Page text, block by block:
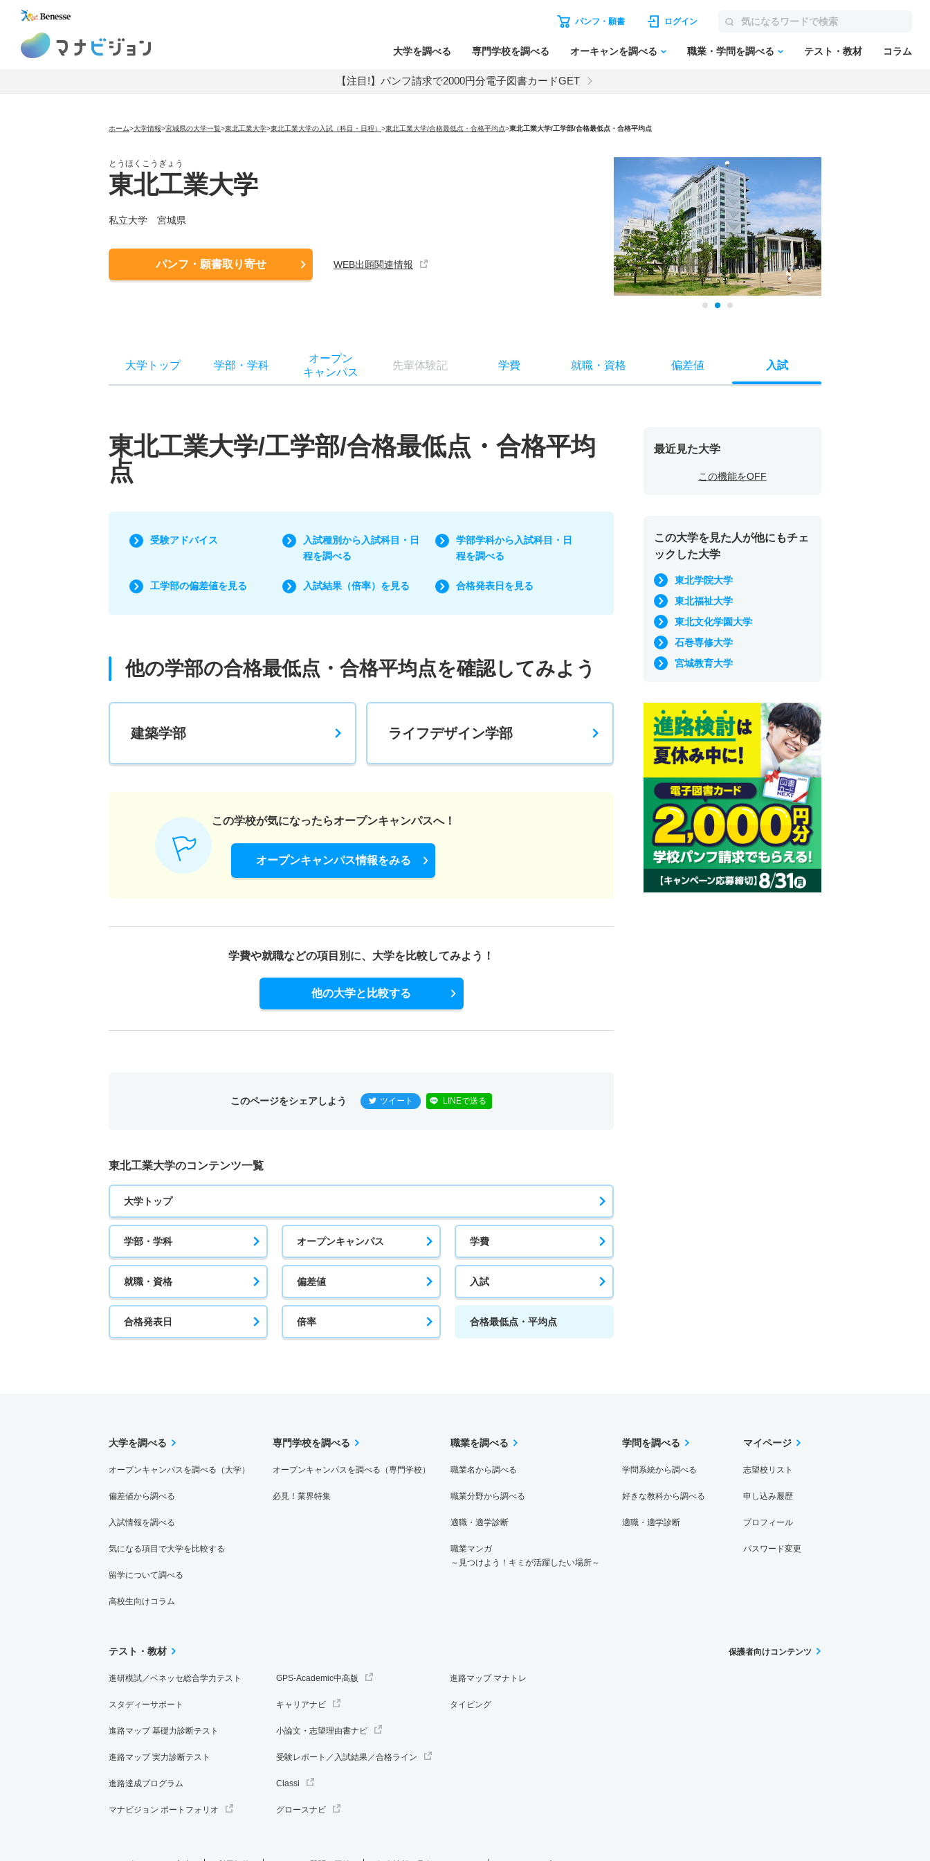
パンフ・願書 ログイン
大学を調べる 専門学校を調べる オーキャンを調べる 職業・学問を調べる テスト・教材 コラム
【注目!】パンフ請求で2000円分電子図書カードGET
ホーム>大学情報>宮城県の大学一覧>東北工業大学>東北工業大学の入試（科目・日程） >東北工業大学/合格最低点・合格平均点>東北工業大学/工学部/合格最低点・合格平均点
とうほくこうぎょう
東北工業大学
私立大学 宮城県
パンフ・願書取り寄せ WEB出願関連情報
大学トップ 学部 ・ 学科
オープン
キャンパス
先輩体験記 学費 就職・ 資格 偏差値 入試
東北工業大学/工学部/合格最低点・合格平均
点
受験アドバイス
入試種別から入試科目・日
程を調べる
学部学科から入試科目・日
程を調べる
工学部の偏差値を見る 入試結果（倍率）を見る 合格発表日を見る
他の学部の合格最低点・合格平均点を確認してみよう
建築学部 ライフデザイン学部
この学校が気になったらオープンキャンパスへ！
オープンキャンパス情報をみる
学費や就職などの項目別に、 大学を比較してみよう！
他の大学と比較する
このページをシェアしよう ツイート LINEで送る
東北工業大学のコンテンツ一覧
大学トップ
学部・学科 オープンキャンパス 学費
就職・資格 偏差値 入試
合格発表日 倍率 合格最低点・平均点
最近見た大学
この機能をOFF
この大学を見た人が他にもチェ
ックした大学
東北学院大学
東北福祉大学
東北文化学園大学
石巻専修大学
宮城教育大学
大学を調べる
オープンキャンパスを調べる（大学）
偏差値から調べる
入試情報を調べる
気になる項目で大学を比較する
留学について調べる
高校生向けコラム
専門学校を調べる
オープンキャンパスを調べる（専門学校）
必見！業界特集
職業を調べる
職業名から調べる
職業分野から調べる
適職・適学診断
職業マンガ
～見つけよう！キミが活躍したい場所～
学問を調べる
学問系統から調べる
好きな教科から調べる
適職・適学診断
マイページ
志望校リスト
申し込み履歴
プロフィール
パスワード変更
テスト・教材
進研模試／ベネッセ総合学力テスト
スタディーサポート
進路マップ 基礎力診断テスト
進路マップ 実力診断テスト
進路達成プログラム
マナビジョン ポートフォリオ
GPS-Academic中高版
キャリアナビ
小論文・志望理由書ナビ
受験レポート／入試結果／合格ライン
Classi
グロースナビ
進路マップ マナトレ
タイピング
保護者向けコンテンツ